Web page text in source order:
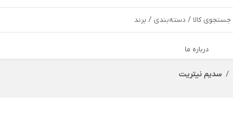
درباره ما
سدیم نیتریت